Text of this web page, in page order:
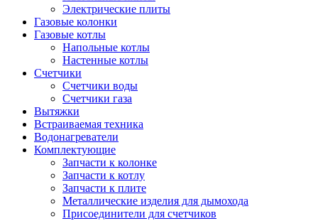
Электрические плиты
Газовые колонки
Газовые котлы
Напольные котлы
Настенные котлы
Счетчики
Счетчики воды
Счетчики газа
Вытяжки
Встраиваемая техника
Водонагреватели
Комплектующие
Запчасти к колонке
Запчасти к котлу
Запчасти к плите
Металлические изделия для дымохода
Присоединители для счетчиков